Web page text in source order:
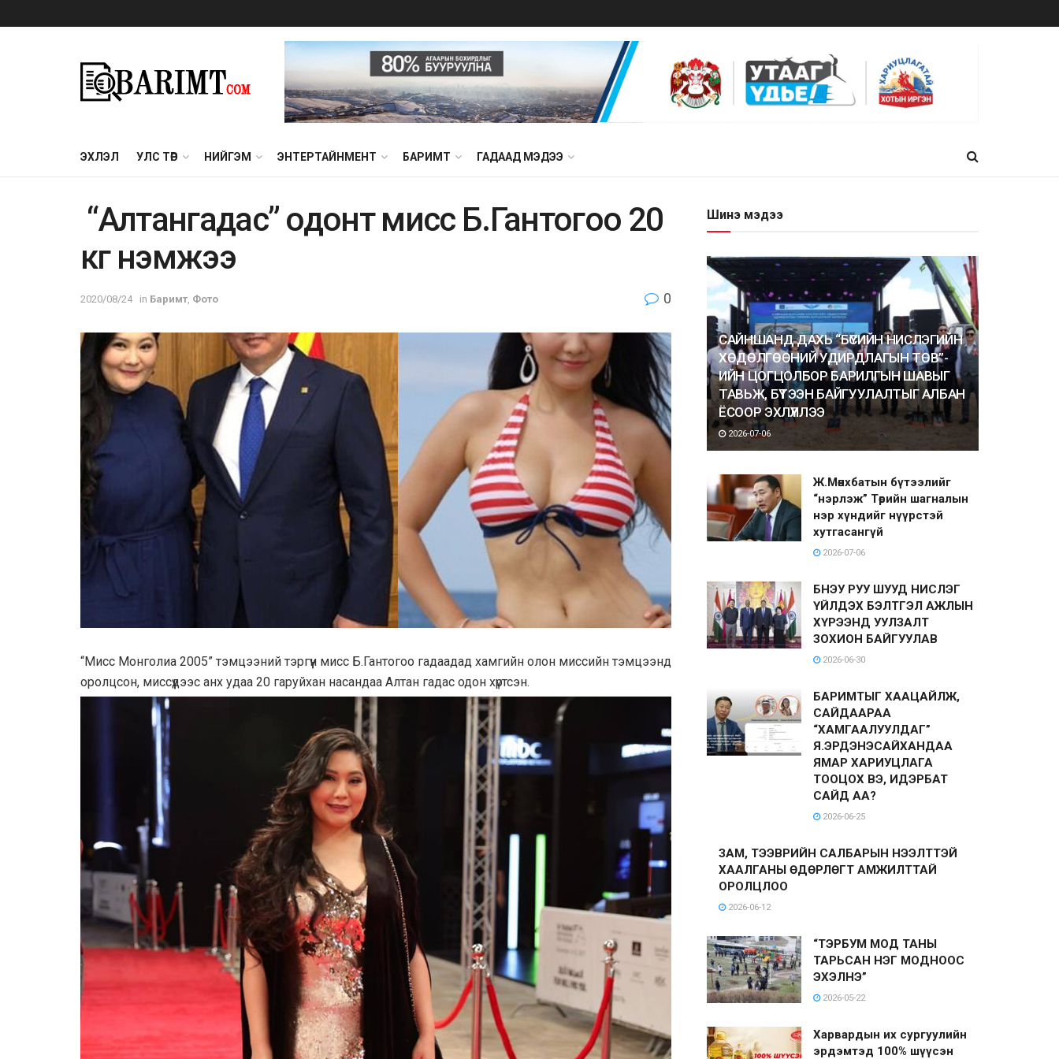
ЭХЛЭЛ УЛС ТӨР НИЙГЭМ ЭНТЕРТАЙНМЕНТ БАРИМТ ГАДААД МЭДЭЭ
“Алтангадас” одонт мисс Б.Гантогоо 20
кг нэмжээ
2020/08/24 in Баримт Фото 0
“Мисс Монголиа 2005” тэмцээний тэргүүн мисс Б.Гантогоо гадаадад хамгийн олон миссийн тэмцээнд
оролцсон, миссүүдээс анх удаа 20 гаруйхан насандаа Алтан гадас одон хүртсэн.
Шинэ мэдээ
САЙНШАНД ДАХЬ “БҮСИЙН НИСЛЭГИЙН
ХӨДӨЛГӨӨНИЙ УДИРДЛАГЫН ТӨВ”-
ИЙН ЦОГЦОЛБОР БАРИЛГЫН ШАВЫГ
ТАВЬЖ, БҮТЭЭН БАЙГУУЛАЛТЫГ АЛБАН
ЁСООР ЭХЛҮҮЛЛЭЭ
2026-07-06
Ж.Мөнхбатын бүтээлийг
“нэрлэж” Төрийн шагналын
нэр хүндийг нүүрстэй
хутгасангүй
2026-07-06
БНЭУ РУУ ШУУД НИСЛЭГ
ҮЙЛДЭХ БЭЛТГЭЛ АЖЛЫН
ХҮРЭЭНД УУЛЗАЛТ
ЗОХИОН БАЙГУУЛАВ
2026-06-30
БАРИМТЫГ ХААЦАЙЛЖ,
САЙДААРАА
“ХАМГААЛУУЛДАГ”
Я.ЭРДЭНЭСАЙХАНДАА
ЯМАР ХАРИУЦЛАГА
ТООЦОХ ВЭ, ИДЭРБАТ
САЙД АА?
2026-06-25
ЗАМ, ТЭЭВРИЙН САЛБАРЫН НЭЭЛТТЭЙ
ХААЛГАНЫ ӨДӨРЛӨГТ АМЖИЛТТАЙ
ОРОЛЦЛОО
2026-06-12
“ТЭРБУМ МОД ТАНЫ
ТАРЬСАН НЭГ МОДНООС
ЭХЭЛНЭ”
2026-05-22
Харвардын их сургуулийн
эрдэмтэд 100% шүүсэн